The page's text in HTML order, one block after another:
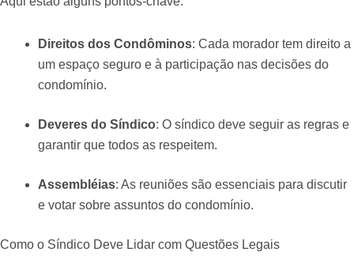
Direitos dos Condôminos: Cada morador tem direito a
um espaço seguro e à participação nas decisões do
condomínio.
Deveres do Síndico: O síndico deve seguir as regras e
garantir que todos as respeitem.
Assembléias: As reuniões são essenciais para discutir
e votar sobre assuntos do condomínio.
Como o Síndico Deve Lidar com Questões Legais